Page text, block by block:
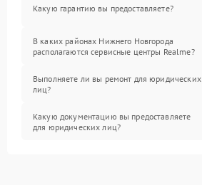
Какую гарантию вы предоставляете?
В каких районах Нижнего Новгорода
располагаются сервисные центры Realme?
Выполняете ли вы ремонт для юридических
лиц?
Какую документацию вы предоставляете
для юридических лиц?